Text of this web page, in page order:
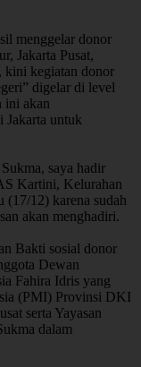
menggelar donor
Jakarta Pusat,
kini kegiatan donor
digelar di level
ini akan
Jakarta untuk
saya hadir
Kartini, Kelurahan
(17/12) karena sudah
akan menghadiri.
Bakti sosial donor
Dewan
Fahira Idris yang
(PMI) Provinsi DKI
serta Yayasan
dalam